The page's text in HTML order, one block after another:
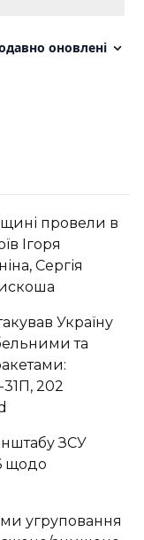
провели в
Ігоря
Сергія
Україну
та
202
ЗСУ
щодо
угруповання